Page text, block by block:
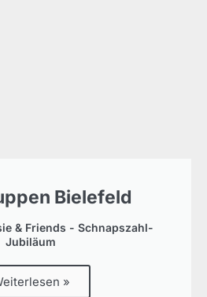
Bielefeld
& Friends - Schnapszahl-
Jubiläum
»